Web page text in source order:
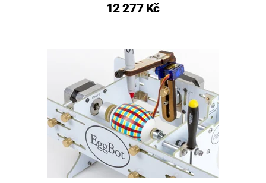
12 277 Kč